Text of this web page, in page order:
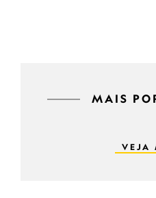
MAIS
VEJA